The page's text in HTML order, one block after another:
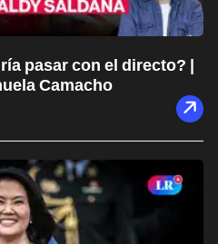
pasar con el directo? |
Camacho